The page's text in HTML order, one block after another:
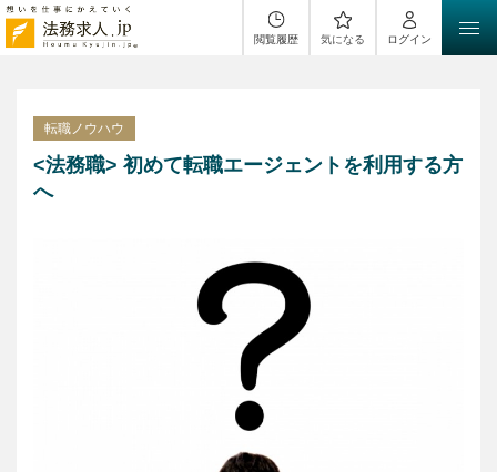
閲覧履歴 気になる ログイン
転職ノウハウ
<法務職> 初めて転職エージェントを利用する方
へ